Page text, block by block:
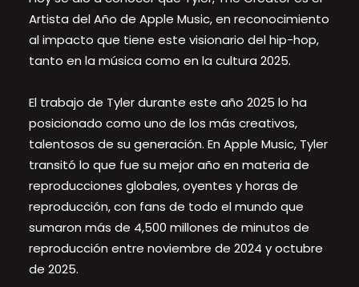
Artista del Año de Apple Music, en reconocimiento
al impacto que tiene este visionario del hip-hop,
tanto en la música como en la cultura 2025.
El trabajo de Tyler durante este año 2025 lo ha
posicionado como uno de los más creativos,
talentosos de su generación. En Apple Music, Tyler
transitó lo que fue su mejor año en materia de
reproducciones globales, oyentes y horas de
reproducción, con fans de todo el mundo que
sumaron más de 4,500 millones de minutos de
reproducción entre noviembre de 2024 y octubre
de 2025.